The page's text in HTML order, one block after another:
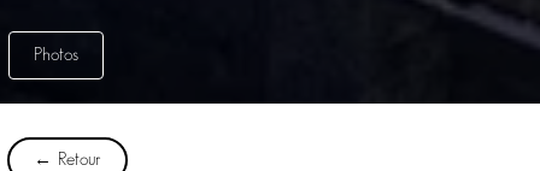
Photos
← Retour